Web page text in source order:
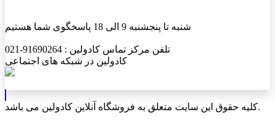
شنبه تا پنجشنبه 9 الی 18 پاسخگوی شما هستیم
تلفن مرکز تماس کادولین : 91690264-021
کادولین در شبکه های اجتماعی
کلیه حقوق این سایت متعلق به فروشگاه آنلاین کادولین می باشد.